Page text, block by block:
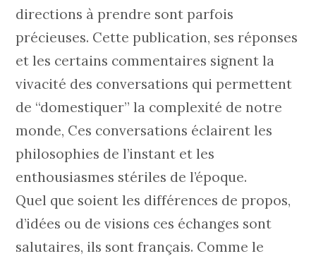
directions à prendre sont parfois
précieuses. Cette publication, ses réponses
et les certains commentaires signent la
vivacité des conversations qui permettent
de “domestiquer” la complexité de notre
monde, Ces conversations éclairent les
philosophies de l’instant et les
enthousiasmes stériles de l’époque.
Quel que soient les différences de propos,
d’idées ou de visions ces échanges sont
salutaires, ils sont français. Comme le